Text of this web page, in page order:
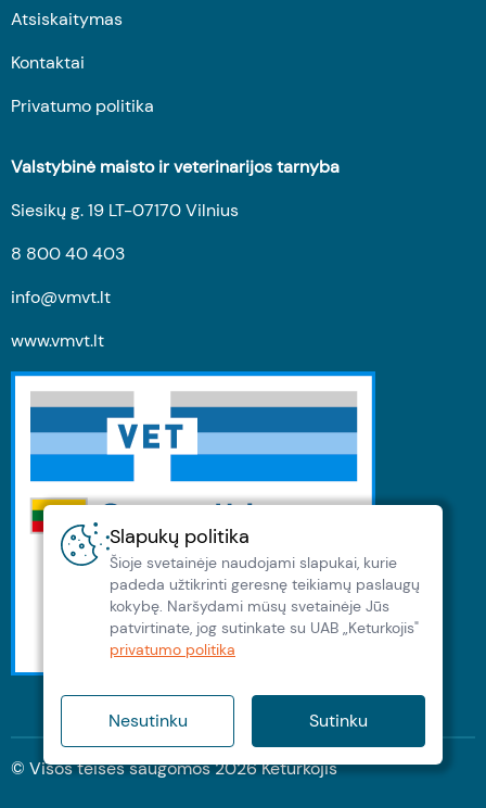
Slapukų politika
Šioje svetainėje naudojami slapukai, kurie
padeda užtikrinti geresnę teikiamų paslaugų
kokybę. Naršydami müsų svetainėje Jūs
patvirtinate, jog sutinkate su UAB „Keturkojis"
privatumo politika
Nesutinku Sutinku
Atsiskaitymas
Kontaktai
Privatumo politika
Valstybinė maisto ir veterinarijos tarnyba
Siesikų g. 19 LT-07170 Vilnius
8 800 40 403
info@vmvt.lt
www.vmvt.lt
© Visos teisės saugomos2026Keturkojis